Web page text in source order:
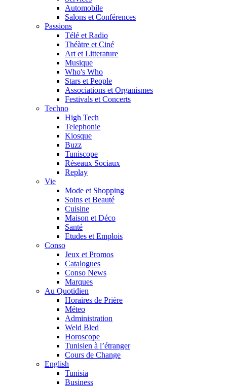
Automobile
Salons et Conférences
Passions
Télé et Radio
Théàtre et Ciné
Art et Litterature
Musique
Who's Who
Stars et People
Associations et Organismes
Festivals et Concerts
Techno
High Tech
Telephonie
Kiosque
Buzz
Tuniscope
Réseaux Sociaux
Replay
Vie
Mode et Shopping
Soins et Beauté
Cuisine
Maison et Déco
Santé
Etudes et Emplois
Conso
Jeux et Promos
Catalogues
Conso News
Marques
Au Quotidien
Horaires de Prière
Méteo
Administration
Weld Bled
Horoscope
Tunisien à l’étranger
Cours de Change
English
Tunisia
Business